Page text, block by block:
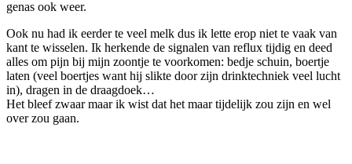
genas ook weer.
Ook nu had ik eerder te veel melk dus ik lette erop niet te vaak van
kant te wisselen. Ik herkende de signalen van reflux tijdig en deed
alles om pijn bij mijn zoontje te voorkomen: bedje schuin, boertje
laten (veel boertjes want hij slikte door zijn drinktechniek veel lucht
in), dragen in de draagdoek…
Het bleef zwaar maar ik wist dat het maar tijdelijk zou zijn en wel
over zou gaan.